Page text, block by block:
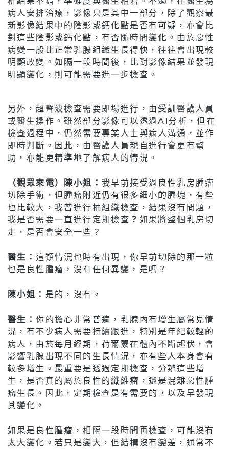
病人安排治療，影像只是其中一部分，除了觀察最
新影像結果中的陰影或鈣化點是否有可疑，亦會比
對這些陰影或鈣化點，有否隨時間變化。由於惡性
病變一般比正常乳腺組織生長得快，往往會出現較
明顯改變。如隔一段時間後，比對影像結果並發現
明顯變化，則可能需要進一步檢查。
另外，超聲波檢查需要即場進行，由受訓醫護人員
或醫生操作。雖然部分影像可以透過AI分析，但在
檢查過程中，仍然需要專業人士與病人溝通，並作
即時判斷。因此，由醫護人員親自進行會更有幫
助，亦能更精準地了解病人的情況。
（觀眾來電）陳小姐： 我早前接受過良性乳房腫瘤
切除手術，但腫瘤附近仍有很多細小的腫塊，有些
也比較大，我曾進行抽組織檢查，結果沒有問題，
我是否需要一直進行定期檢查 ？ 如果將整個乳房切
走，是否會安全一些？
醫生：這類情況也時有出現，你早前切除的那一粒
也是良性腫瘤，沒有任何異變，是嗎？
陳小姐： 是的，沒有。
醫生：你的擔心非常普遍，乳腺內有增生屬常見情
況，有不少病人需要持續跟進，特別是年紀較輕的
病人，由於每月經期，荷爾蒙在體內不斷起伏，會
影響乳腺出現不同的生長情況，亦有些人本身會有
較多增生。最重要是透過定期檢查，分辨這些增
生，是否真的屬於良性的纖維瘤，還是混雜惡性腫
瘤生長。因此，定期檢查是有需要的，以及早發現
其變化。
如果是良性腫瘤，相隔一段時間再檢查，可能沒有
太大變化。若只是變大，但結構沒有變差，通常不